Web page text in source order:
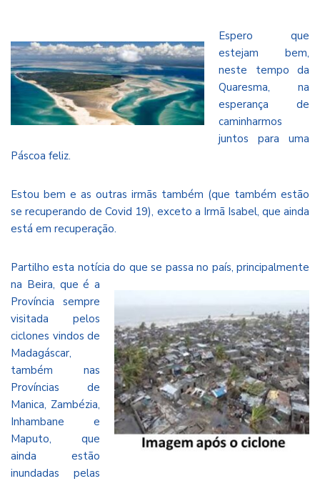
Espero que
estejam bem,
neste tempo da
Quaresma, na
esperança de
caminharmos
juntos para uma
Páscoa feliz.
Estou bem e as outras irmãs também (que também estão
se recuperando de Covid 19), exceto a Irmã Isabel, que ainda
está em recuperação.
Partilho esta notícia do que se passa no país, principalmente
na Beira, que é a
Província sempre
visitada pelos
ciclones vindos de
Madagáscar,
também nas
Províncias de
Manica, Zambézia,
Inhambane e
Maputo, que
ainda estão
inundadas pelas